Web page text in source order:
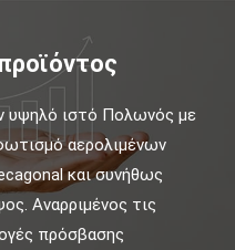
υψηλό ιστό Πολωνός με
αερολιμένων
και συνήθως
Αναρριμένος τις
πρόσβασης